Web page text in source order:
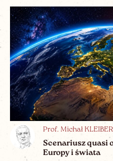
Prof. Michał KLEIBER
Scenariusz quasi
Europy i świata